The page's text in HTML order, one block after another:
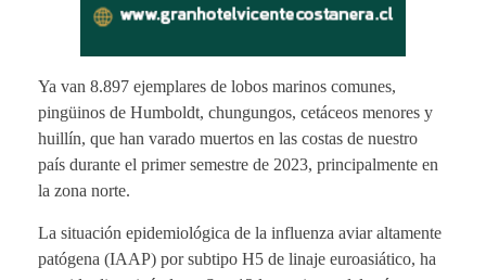
Ya van 8.897 ejemplares de lobos marinos comunes,
pingüinos de Humboldt, chungungos, cetáceos menores y
huillín, que han varado muertos en las costas de nuestro
país durante el primer semestre de 2023, principalmente en
la zona norte.
La situación epidemiológica de la influenza aviar altamente
patógena (IAAP) por subtipo H5 de linaje euroasiático, ha